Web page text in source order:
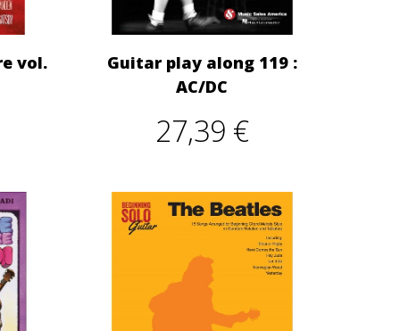
vol.
Guitar play along 119 :
AC/DC
27,39 €